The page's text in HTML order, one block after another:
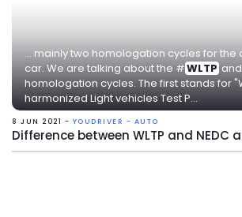
... mainly two homologation cycles for the
car. We are talking about the #WLTP
homologation cycles. The first stands for
harmonized Light vehicles Test P...
8 JUN 2021 - YOUDRIVER - AUTO
Difference between WLTP and NEDC